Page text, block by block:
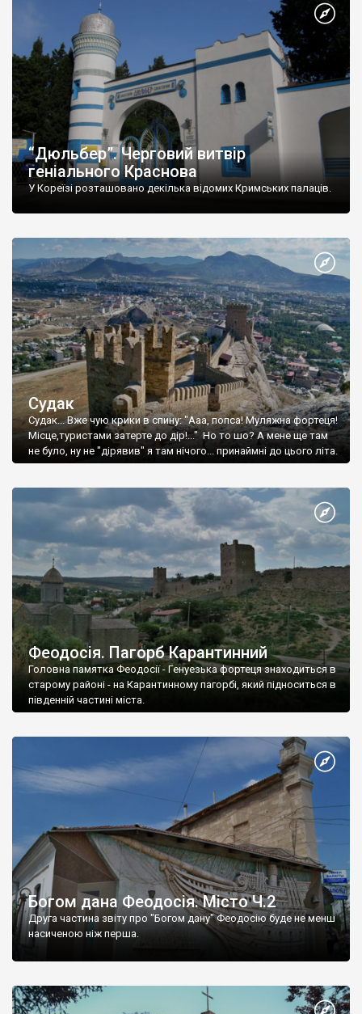
“Дюльбер”. Черговий витвір
геніального Краснова
У Кореїзі розташовано декілька відомих Кримських палаців.
Судак
Судак... Вже чую крики в спину: "Ааа, попса! Муляжна фортеця!
Місце,туристами затерте до дір!..." Но то шо? А мене ще там
не було, ну не "дірявив" я там нічого... принаймні до цього літа.
Феодосія. Пагорб Карантинний
Головна памятка Феодосії - Генуезька фортеця знаходиться в
старому районі - на Карантинному пагорбі, який підноситься в
південній частині міста.
Богом дана Феодосія. Місто Ч.2
Друга частина звіту про "Богом дану" Феодосію буде не менш
насиченою ніж перша.